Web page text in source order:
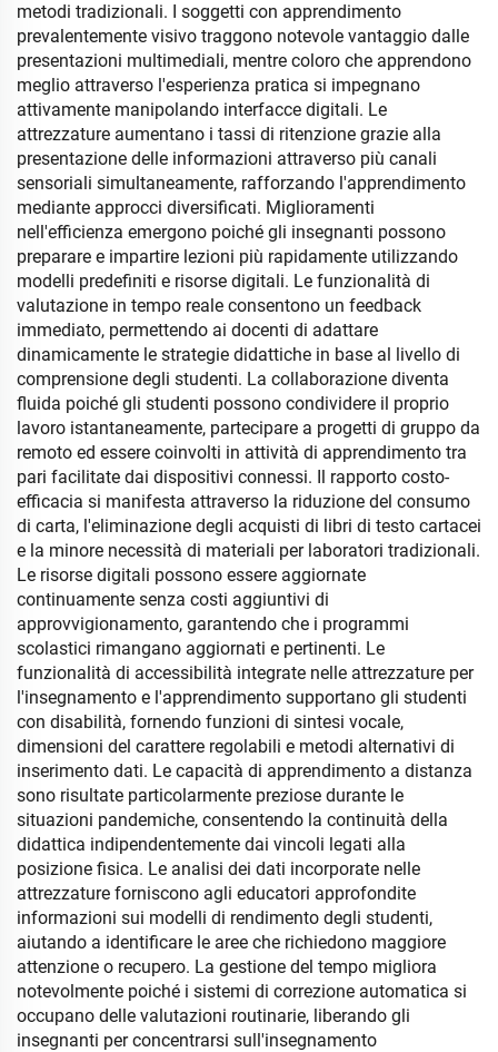
metodi tradizionali. I soggetti con apprendimento
prevalentemente visivo traggono notevole vantaggio dalle
presentazioni multimediali, mentre coloro che apprendono
meglio attraverso l'esperienza pratica si impegnano
attivamente manipolando interfacce digitali. Le
attrezzature aumentano i tassi di ritenzione grazie alla
presentazione delle informazioni attraverso più canali
sensoriali simultaneamente, rafforzando l'apprendimento
mediante approcci diversificati. Miglioramenti
nell'efficienza emergono poiché gli insegnanti possono
preparare e impartire lezioni più rapidamente utilizzando
modelli predefiniti e risorse digitali. Le funzionalità di
valutazione in tempo reale consentono un feedback
immediato, permettendo ai docenti di adattare
dinamicamente le strategie didattiche in base al livello di
comprensione degli studenti. La collaborazione diventa
fluida poiché gli studenti possono condividere il proprio
lavoro istantaneamente, partecipare a progetti di gruppo da
remoto ed essere coinvolti in attività di apprendimento tra
pari facilitate dai dispositivi connessi. Il rapporto costo-
efficacia si manifesta attraverso la riduzione del consumo
di carta, l'eliminazione degli acquisti di libri di testo cartacei
e la minore necessità di materiali per laboratori tradizionali.
Le risorse digitali possono essere aggiornate
continuamente senza costi aggiuntivi di
approvvigionamento, garantendo che i programmi
scolastici rimangano aggiornati e pertinenti. Le
funzionalità di accessibilità integrate nelle attrezzature per
l'insegnamento e l'apprendimento supportano gli studenti
con disabilità, fornendo funzioni di sintesi vocale,
dimensioni del carattere regolabili e metodi alternativi di
inserimento dati. Le capacità di apprendimento a distanza
sono risultate particolarmente preziose durante le
situazioni pandemiche, consentendo la continuità della
didattica indipendentemente dai vincoli legati alla
posizione fisica. Le analisi dei dati incorporate nelle
attrezzature forniscono agli educatori approfondite
informazioni sui modelli di rendimento degli studenti,
aiutando a identificare le aree che richiedono maggiore
attenzione o recupero. La gestione del tempo migliora
notevolmente poiché i sistemi di correzione automatica si
occupano delle valutazioni routinarie, liberando gli
insegnanti per concentrarsi sull'insegnamento